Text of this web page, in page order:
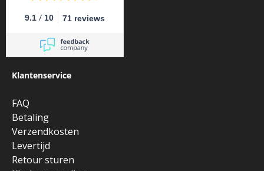
9.1 / 10 71 reviews
Klantenservice
FAQ
Betaling
Verzendkosten
Levertijd
Retour sturen